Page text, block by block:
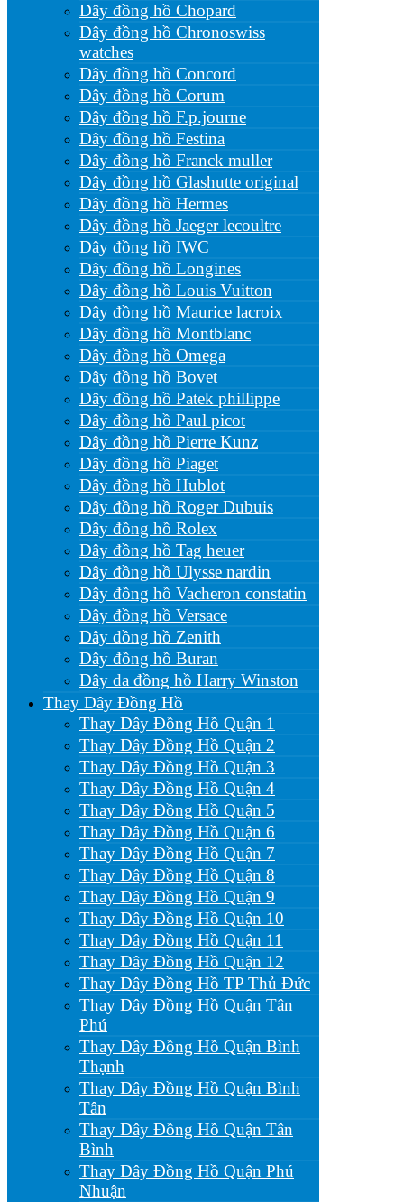
Dây đồng hồ Chopard
Dây đồng hồ Chronoswiss
watches
Dây đồng hồ Concord
Dây đồng hồ Corum
Dây đồng hồ F.p.journe
Dây đồng hồ Festina
Dây đồng hồ Franck muller
Dây đồng hồ Glashutte original
Dây đồng hồ Hermes
Dây đồng hồ Jaeger lecoultre
Dây đồng hồ IWC
Dây đồng hồ Longines
Dây đồng hồ Louis Vuitton
Dây đồng hồ Maurice lacroix
Dây đồng hồ Montblanc
Dây đồng hồ Omega
Dây đồng hồ Bovet
Dây đồng hồ Patek phillippe
Dây đồng hồ Paul picot
Dây đồng hồ Pierre Kunz
Dây đồng hồ Piaget
Dây đồng hồ Hublot
Dây đồng hồ Roger Dubuis
Dây đồng hồ Rolex
Dây đồng hồ Tag heuer
Dây đồng hồ Ulysse nardin
Dây đồng hồ Vacheron constatin
Dây đồng hồ Versace
Dây đồng hồ Zenith
Dây đồng hồ Buran
Dây da đồng hồ Harry Winston
Thay Dây Đồng Hồ
Thay Dây Đồng Hồ Quận 1
Thay Dây Đồng Hồ Quận 2
Thay Dây Đồng Hồ Quận 3
Thay Dây Đồng Hồ Quận 4
Thay Dây Đồng Hồ Quận 5
Thay Dây Đồng Hồ Quận 6
Thay Dây Đồng Hồ Quận 7
Thay Dây Đồng Hồ Quận 8
Thay Dây Đồng Hồ Quận 9
Thay Dây Đồng Hồ Quận 10
Thay Dây Đồng Hồ Quận 11
Thay Dây Đồng Hồ Quận 12
Thay Dây Đồng Hồ TP Thủ Đức
Thay Dây Đồng Hồ Quận Tân
Phú
Thay Dây Đồng Hồ Quận Bình
Thạnh
Thay Dây Đồng Hồ Quận Bình
Tân
Thay Dây Đồng Hồ Quận Tân
Bình
Thay Dây Đồng Hồ Quận Phú
Nhuận